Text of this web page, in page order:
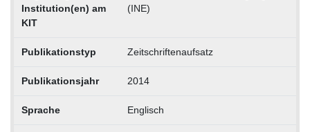
Institution(en) am
KIT
(INE)
Publikationstyp Zeitschriftenaufsatz
Publikationsjahr 2014
Sprache Englisch